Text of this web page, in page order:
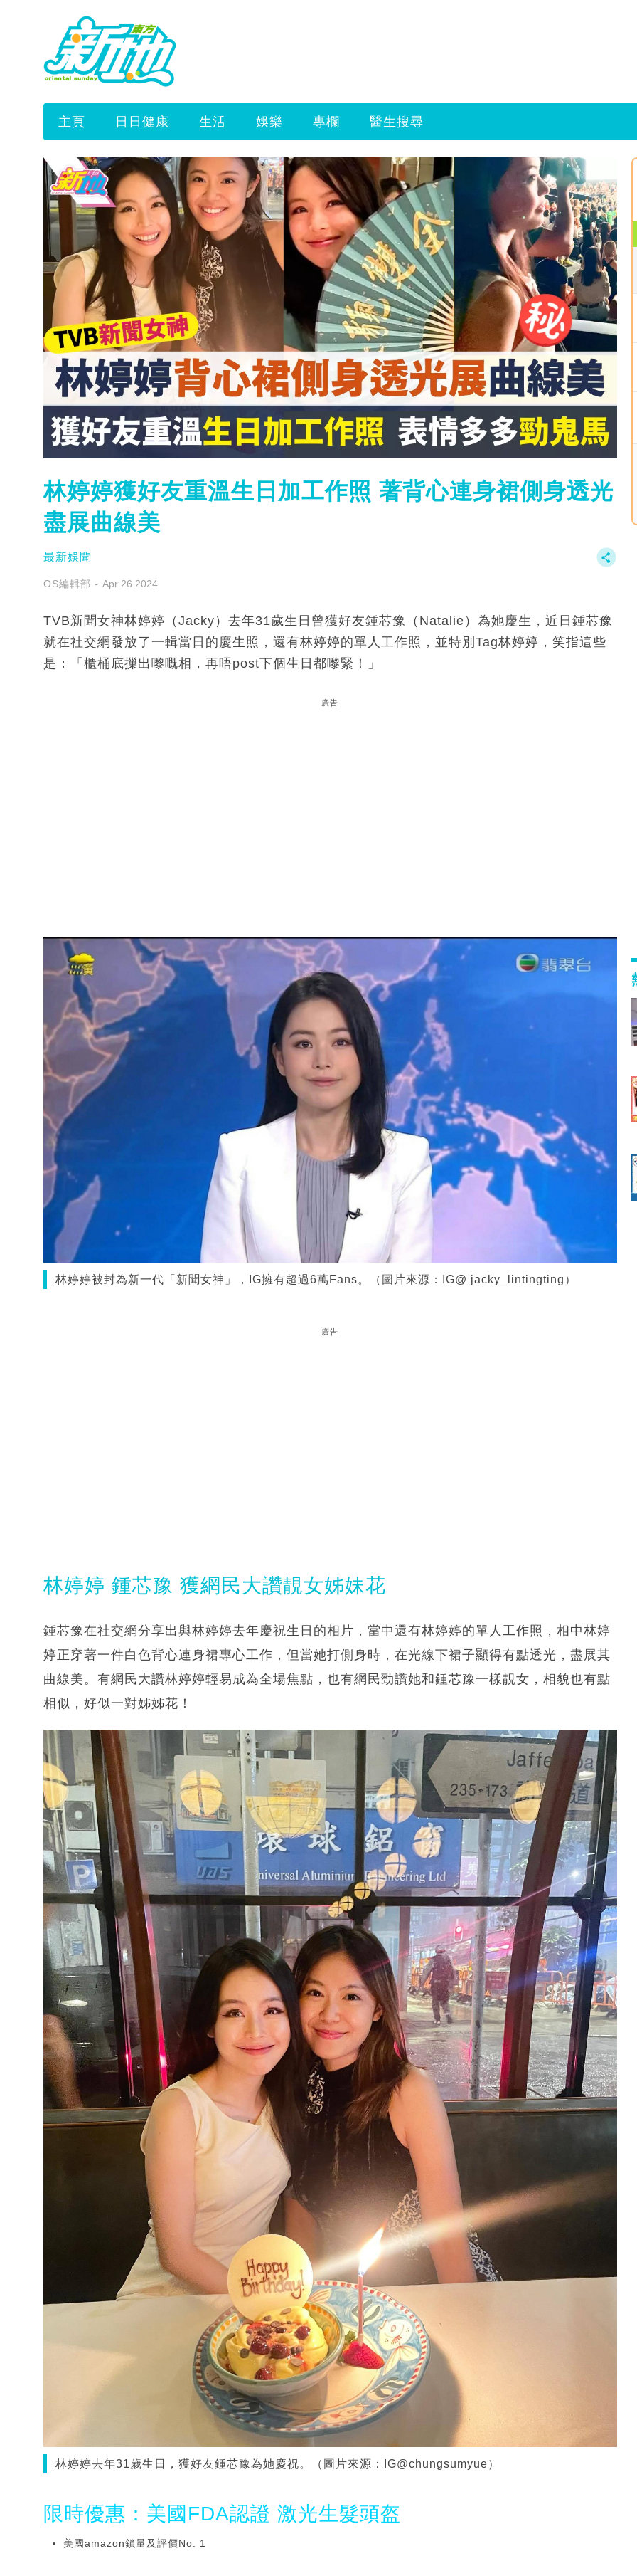
主頁 日日健康 生活 娛樂 專欄 醫生搜尋
林婷婷獲好友重溫生日加工作照 著背心連身裙側身透光
盡展曲線美
最新娛聞
OS編輯部 Apr 26 2024
TVB新聞女神林婷婷（Jacky）去年31歲生日曾獲好友鍾芯豫（Natalie）為她慶生，近日鍾芯豫
就在社交網發放了一輯當日的慶生照，還有林婷婷的單人工作照，並特別Tag林婷婷，笑指這些
是：「櫃桶底摷出嚟嘅相，再唔post下個生日都嚟緊！」
廣告
林婷婷被封為新一代「新聞女神」，IG擁有超過6萬Fans。（圖片來源：IG@ jacky_lintingting）
廣告
林婷婷 鍾芯豫 獲網民大讚靚女姊妹花
鍾芯豫在社交網分享出與林婷婷去年慶祝生日的相片，當中還有林婷婷的單人工作照，相中林婷
婷正穿著一件白色背心連身裙專心工作，但當她打側身時，在光線下裙子顯得有點透光，盡展其
曲線美。有網民大讚林婷婷輕易成為全場焦點，也有網民勁讚她和鍾芯豫一樣靚女，相貌也有點
相似，好似一對姊姊花！
林婷婷去年31歲生日，獲好友鍾芯豫為她慶祝。（圖片來源：IG@chungsumyue）
限時優惠：美國FDA認證 激光生髮頭盔
美國amazon鎖量及評價No. 1